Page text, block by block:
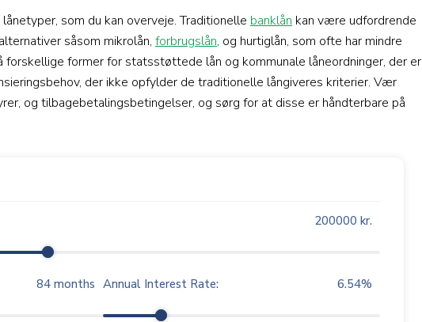
som du kan overveje. Traditionelle banklån kan være udfordrende
såsom mikrolån, forbrugslån, og hurtiglån, som ofte har mindre
forskellige former for statsstøttede lån og kommunale låneordninger, der er
der ikke opfylder de traditionelle långiveres kriterier. Vær
og tilbagebetalingsbetingelser, og sørg for at disse er håndterbare på
200000 kr.
84 months Annual Interest Rate: 6.54%